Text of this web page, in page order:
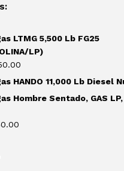
LTMG 5,500 Lb FG25
LP)
HANDO 11,000 Lb Diesel
Hombre Sentado, GAS